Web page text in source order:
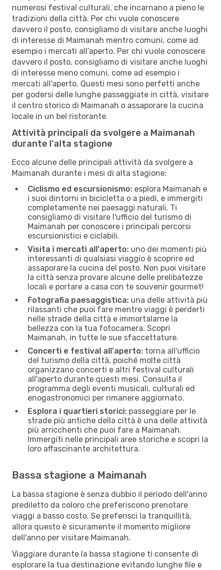
numerosi festival culturali, che incarnano a pieno le
tradizioni della città. Per chi vuole conoscere
davvero il posto, consigliamo di visitare anche luoghi
di interesse di Maimanah mentro comuni, come ad
esempio i mercati all'aperto. Per chi vuole conoscere
davvero il posto, consigliamo di visitare anche luoghi
di interesse meno comuni, come ad esempio i
mercati all'aperto. Questi mesi sono perfetti anche
per godersi delle lunghe passeggiate in città, visitare
il centro storico di Maimanah o assaporare la cucina
locale in un bel ristorante.
Attività principali da svolgere a Maimanah
durante l'alta stagione
Ecco alcune delle principali attività da svolgere a
Maimanah durante i mesi di alta stagione:
Ciclismo ed escursionismo: esplora Maimanah e
i suoi dintorni in bicicletta o a piedi, e immergiti
completamente nei paesaggi naturali. Ti
consigliamo di visitare l'ufficio del turismo di
Maimanah per conoscere i principali percorsi
escursionistici e ciclabili.
Visita i mercati all'aperto: uno dei momenti più
interessanti di qualsiasi viaggio è scoprire ed
assaporare la cucina del posto. Non puoi visitare
la città senza provare alcune delle prelibatezze
locali e portare a casa con te souvenir gourmet!
Fotografia paesaggistica: una delle attività più
rilassanti che puoi fare mentre viaggi è perderti
nelle strade della città e immortalarne la
bellezza con la tua fotocamera. Scopri
Maimanah, in tutte le sue sfaccettature.
Concerti e festival all'aperto: torna all'ufficio
del turismo della città, poiché molte città
organizzano concerti e altri festival culturali
all'aperto durante questi mesi. Consulta il
programma degli eventi musicali, culturali ed
enogastronomici per rimanere aggiornato.
Esplora i quartieri storici: passeggiare per le
strade più antiche della città è una delle attività
più arricchenti che puoi fare a Maimanah.
Immergiti nelle principali aree storiche e scopri la
loro affascinante architettura.
Bassa stagione a Maimanah
La bassa stagione è senza dubbio il periodo dell'anno
prediletto da coloro che preferiscono prenotare
viaggi a basso costo. Se preferisci la tranquillità,
allora questo è sicuramente il momento migliore
dell'anno per visitare Maimanah.
Viaggiare durante la bassa stagione ti consente di
esplorare la tua destinazione evitando lunghe file e